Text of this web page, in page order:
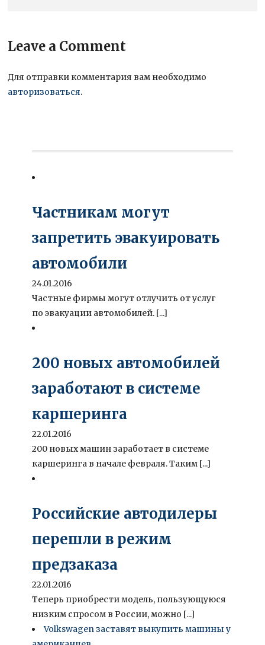
Leave a Comment
Для отправки комментария вам необходимо
авторизоваться.
Частникам могут
запретить эвакуировать
автомобили
24.01.2016
Частные фирмы могут отлучить от услуг
по эвакуации автомобилей. [...]
200 новых автомобилей
заработают в системе
каршеринга
22.01.2016
200 новых машин заработает в системе
каршеринга в начале февраля. Таким [...]
Российские автодилеры
перешли в режим
предзаказа
22.01.2016
Теперь приобрести модель, пользующуюся
низким спросом в России, можно [...]
Volkswagen заставят выкупить машины у